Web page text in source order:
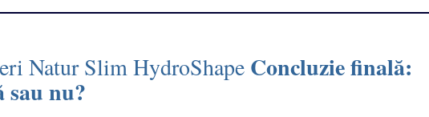
Natur Slim HydroShape Concluzie finală:
nu?